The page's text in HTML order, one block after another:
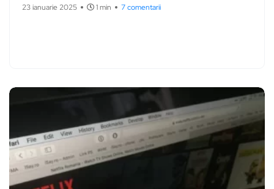
23 ianuarie 2025 1 min 7 comentarii